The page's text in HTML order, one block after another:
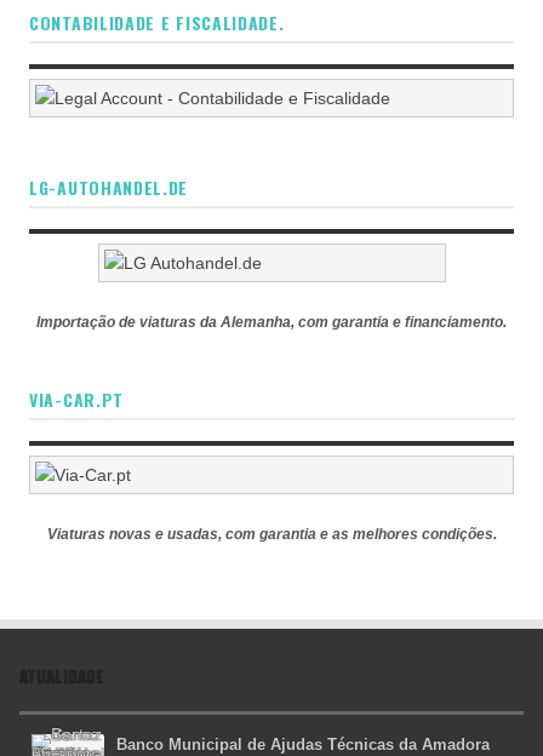
CONTABILIDADE E FISCALIDADE.
LG-AUTOHANDEL.DE
Importação de viaturas da Alemanha, com garantia e financiamento.
VIA-CAR.PT
Viaturas novas e usadas, com garantia e as melhores condições.
ATUALIDADE
Banco Municipal de Ajudas Técnicas da Amadora